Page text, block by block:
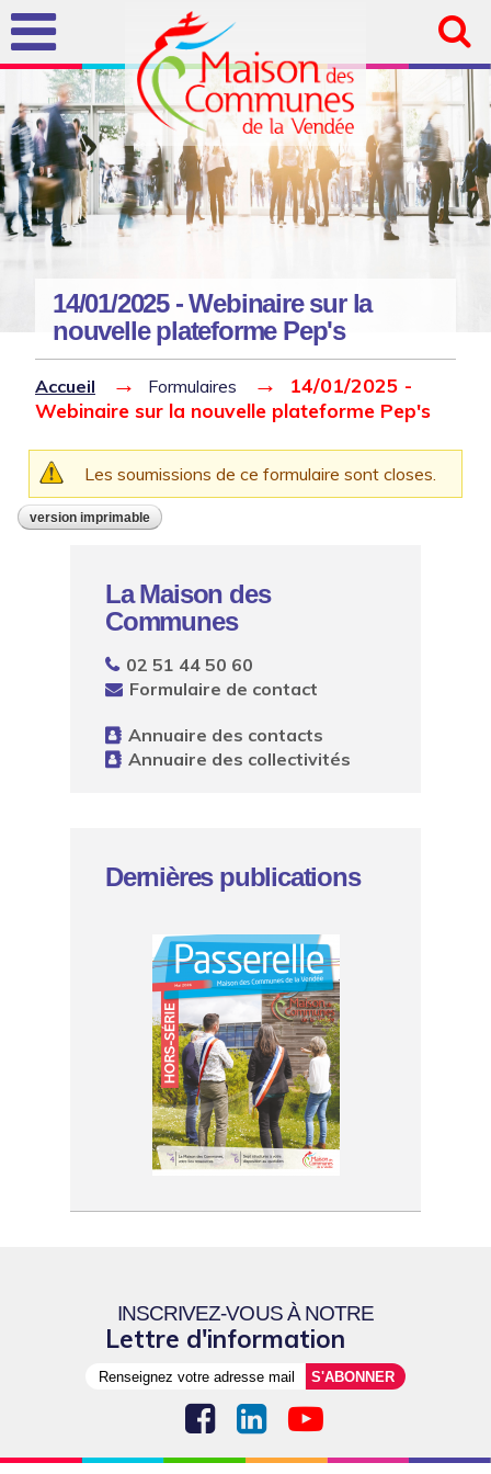
Aller au
contenu
principal
14/01/2025 - Webinaire sur la
nouvelle plateforme Pep's
Vous êtes ici
Message d'avertissement
Les soumissions de ce formulaire sont closes.
version imprimable
La Maison des
Communes
02 51 44 50 60
Formulaire de contact
Annuaire des contacts
Annuaire des collectivités
Dernières publications
INSCRIVEZ-VOUS À NOTRE
Lettre d'information